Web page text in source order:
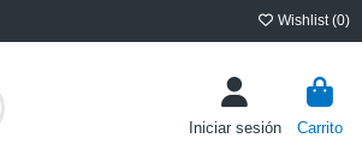
Wishlist (0)
Iniciar sesión Carrito